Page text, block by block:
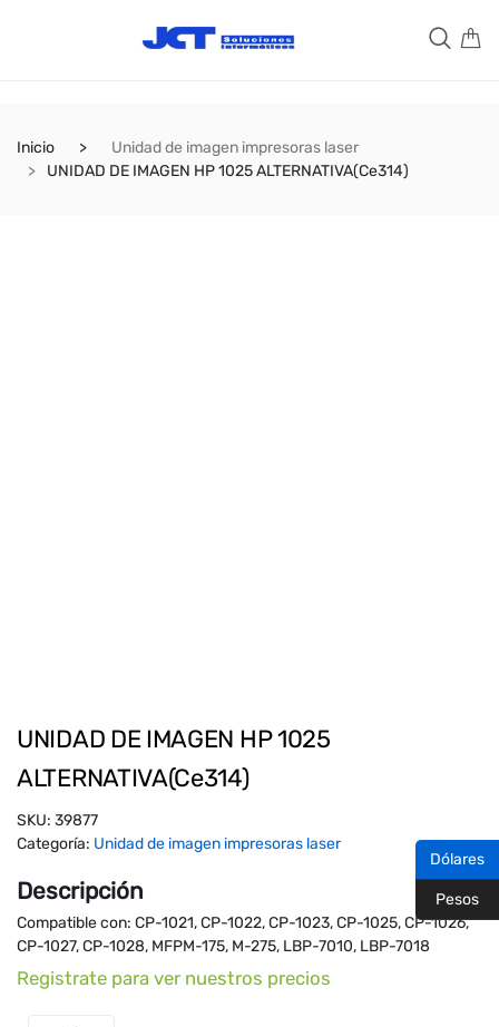
Inicio
Unidad de imagen impresoras laser
UNIDAD DE IMAGEN HP 1025 ALTERNATIVA(Ce314)
UNIDAD DE IMAGEN HP 1025
ALTERNATIVA(Ce314)
SKU: 39877
Categoría: Unidad de imagen impresoras laser
Descripción
Compatible con: CP-1021, CP-1022, CP-1023, CP-1025, CP-1026,
CP-1027, CP-1028, MFPM-175, M-275, LBP-7010, LBP-7018
Registrate para ver nuestros precios
Dólares
Pesos